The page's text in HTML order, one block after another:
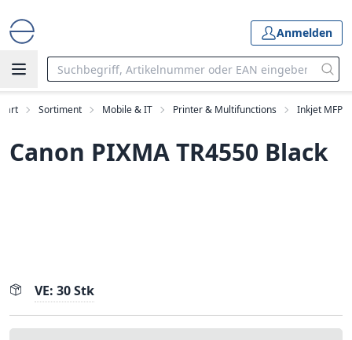
Anmelden
Sortiment Mobile & IT Printer & Multifunctions Inkjet MFP
Canon PIXMA TR4550 Black
VE: 30 Stk